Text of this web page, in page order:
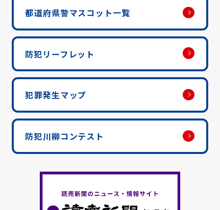
都道府県警マスコット一覧
防犯リーフレット
犯罪発生マップ
防犯川柳コンテスト